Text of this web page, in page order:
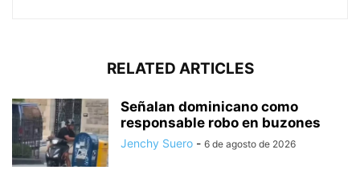
RELATED ARTICLES
Señalan dominicano como
responsable robo en buzones
Jenchy Suero - 6 de agosto de 2026